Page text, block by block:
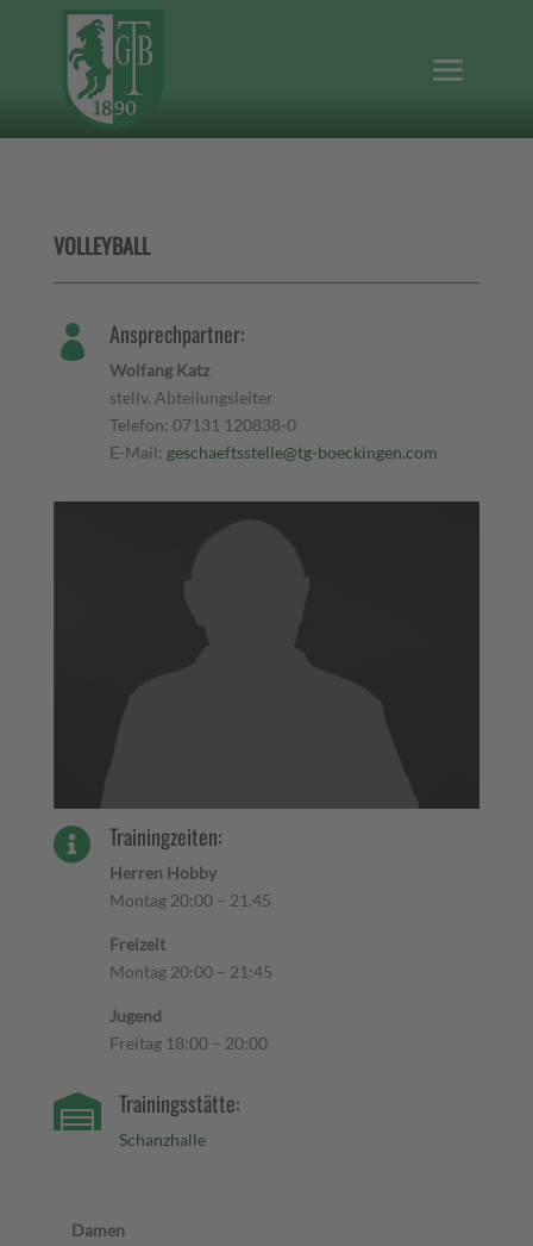
VOLLEYBALL
 Ansprechpartner:
Wolfang Katz
stellv. Abteilungsleiter
Telefon: 07131 120838-0
E-Mail: geschaeftsstelle@tg-boeckingen.com
 Trainingzeiten:
Herren Hobby
Montag 20:00 – 21.45
Freizeit
Montag 20:00 – 21:45
Jugend
Freitag 18:00 – 20:00
 Trainingsstätte:
Schanzhalle
Damen